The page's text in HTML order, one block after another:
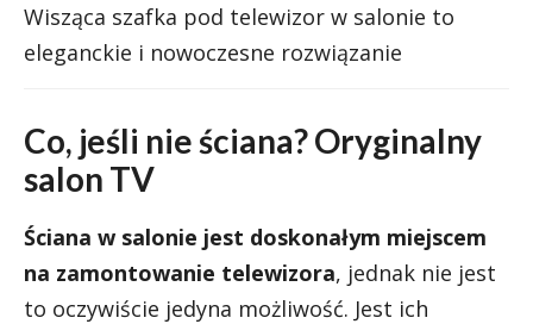
Wisząca szafka pod telewizor w salonie to
eleganckie i nowoczesne rozwiązanie
Co, jeśli nie ściana? Oryginalny
salon TV
Ściana w salonie jest doskonałym miejscem
na zamontowanie telewizora, jednak nie jest
to oczywiście jedyna możliwość. Jest ich